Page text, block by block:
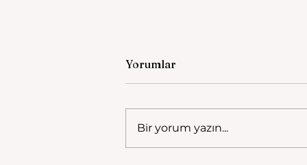
Güveli Köprüsü
Yorumlar
Bir yorum yazın...